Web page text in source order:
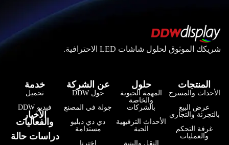
شريكك الموثوق لحلول شاشات LED الاحترافية.
المنتجات
الأحداث والمسرح
عرض البيع
بالتجزئة والتجاري
غرفة التحكم
والعمليات
حلول
المهمة الحيوية
والخاصة
بالشركات
الأحداث الترفيهية
الحية
النقل والبنية
عن الشركة
حول DDW
جولة في المصنع
دي دي دبليو
مستدامة
اخترنا
خدمة
تحميل
فيديو DDW
الأخبار
والفعاليات
دراسات حالة
हिन्दी
فارسی